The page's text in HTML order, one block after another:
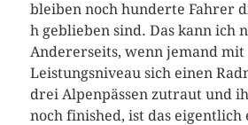
bleiben noch hunderte Fahrer
h geblieben sind. Das kann ich
Andererseits, wenn jemand mit
Leistungsniveau sich einen
drei Alpenpässen zutraut und
noch finished, ist das eigentlich